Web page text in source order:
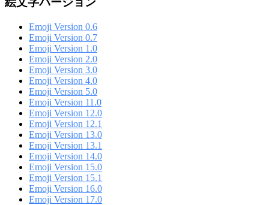
Emoji Version 0.6
Emoji Version 0.7
Emoji Version 1.0
Emoji Version 2.0
Emoji Version 3.0
Emoji Version 4.0
Emoji Version 5.0
Emoji Version 11.0
Emoji Version 12.0
Emoji Version 12.1
Emoji Version 13.0
Emoji Version 13.1
Emoji Version 14.0
Emoji Version 15.0
Emoji Version 15.1
Emoji Version 16.0
Emoji Version 17.0